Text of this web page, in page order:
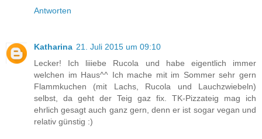
Antworten
Katharina 21. Juli 2015 um 09:10
Lecker! Ich liiiebe Rucola und habe eigentlich immer
welchen im Haus^^ Ich mache mit im Sommer sehr gern
Flammkuchen (mit Lachs, Rucola und Lauchzwiebeln)
selbst, da geht der Teig gaz fix. TK-Pizzateig mag ich
ehrlich gesagt auch ganz gern, denn er ist sogar vegan und
relativ günstig :)